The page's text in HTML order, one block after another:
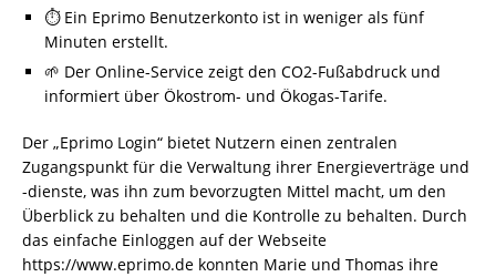
⏱️ Ein Eprimo Benutzerkonto ist in weniger als fünf
Minuten erstellt.
🌱 Der Online-Service zeigt den CO2-Fußabdruck und
informiert über Ökostrom- und Ökogas-Tarife.
Der „Eprimo Login“ bietet Nutzern einen zentralen
Zugangspunkt für die Verwaltung ihrer Energieverträge und
-dienste, was ihn zum bevorzugten Mittel macht, um den
Überblick zu behalten und die Kontrolle zu behalten. Durch
das einfache Einloggen auf der Webseite
https://www.eprimo.de konnten Marie und Thomas ihre